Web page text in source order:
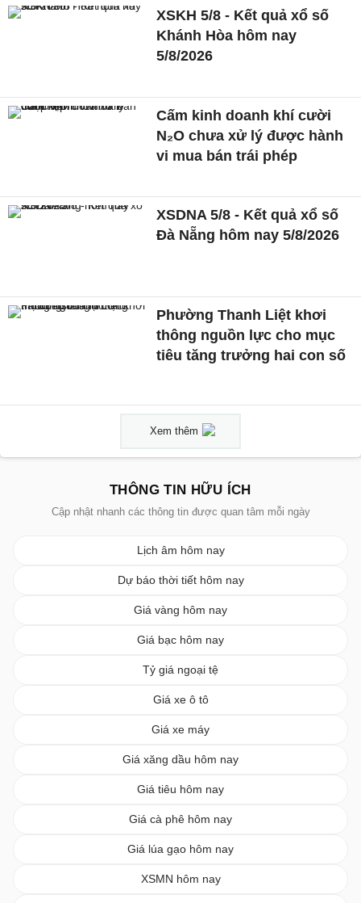
XSKH 5/8 - Kết quả xổ số
Khánh Hòa hôm nay
5/8/2026
Cấm kinh doanh khí cười
N₂O chưa xử lý được hành
vi mua bán trái phép
XSDNA 5/8 - Kết quả xổ số
Đà Nẵng hôm nay 5/8/2026
Phường Thanh Liệt khơi
thông nguồn lực cho mục
tiêu tăng trưởng hai con số
Xem thêm
THÔNG TIN HỮU ÍCH
Cập nhật nhanh các thông tin được quan tâm mỗi ngày
Lịch âm hôm nay
Dự báo thời tiết hôm nay
Giá vàng hôm nay
Giá bạc hôm nay
Tỷ giá ngoại tệ
Giá xe ô tô
Giá xe máy
Giá xăng dầu hôm nay
Giá tiêu hôm nay
Giá cà phê hôm nay
Giá lúa gạo hôm nay
XSMN hôm nay